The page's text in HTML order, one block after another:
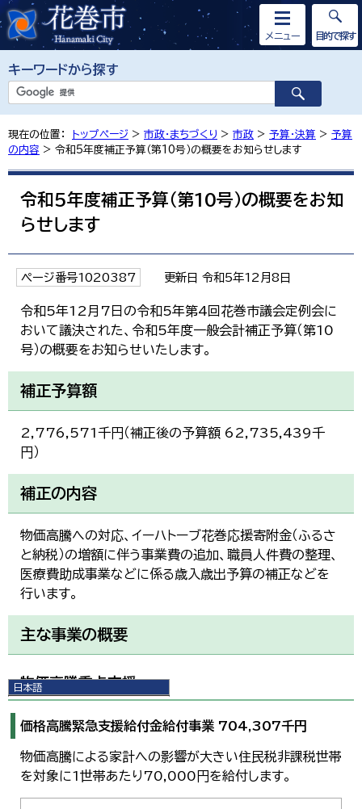
キーワードから探す
メニュー
日本語
日本語
English
한국어
简体中文
繁體中文
目的で探す
現在の位置： トップページ > 市政・まちづくり > 市政 > 予算・決算 > 予算
の内容 > 令和5年度補正予算（第10号）の概要をお知らせします
令和5年度補正予算（第10号）の概要をお知
らせします
ページ番号1020387 更新日 令和5年12月8日
令和5年12月7日の令和5年第4回花巻市議会定例会に
おいて議決された、令和5年度一般会計補正予算（第10
号）の概要をお知らせいたします。
補正予算額
2,776,571千円（補正後の予算額 62,735,439千
円）
補正の内容
物価高騰への対応、イーハトーブ花巻応援寄附金（ふるさ
と納税）の増額に伴う事業費の追加、職員人件費の整理、
医療費助成事業などに係る歳入歳出予算の補正などを
行います。
主な事業の概要
物価高騰重点支援
価格高騰緊急支援給付金給付事業 704,307千円
物価高騰による家計への影響が大きい住民税非課税世帯
を対象に1世帯あたり70,000円を給付します。